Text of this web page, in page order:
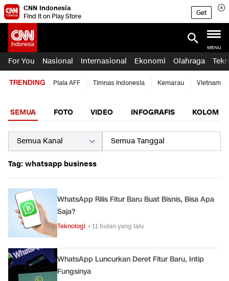
CNN Indonesia
Find it on Play Store
Get
MENU
For You Nasional Internasional Ekonomi Olahraga
TRENDING Piala AFF Timnas Indonesia Kemarau Vietnam
SEMUA FOTO VIDEO INFOGRAFIS KOLOM
Tag: whatsapp business
WhatsApp Rilis Fitur Baru Buat Bisnis, Bisa Apa
Saja?
Teknologi • 11 bulan yang lalu
WhatsApp Luncurkan Deret Fitur Baru, Intip
Fungsinya